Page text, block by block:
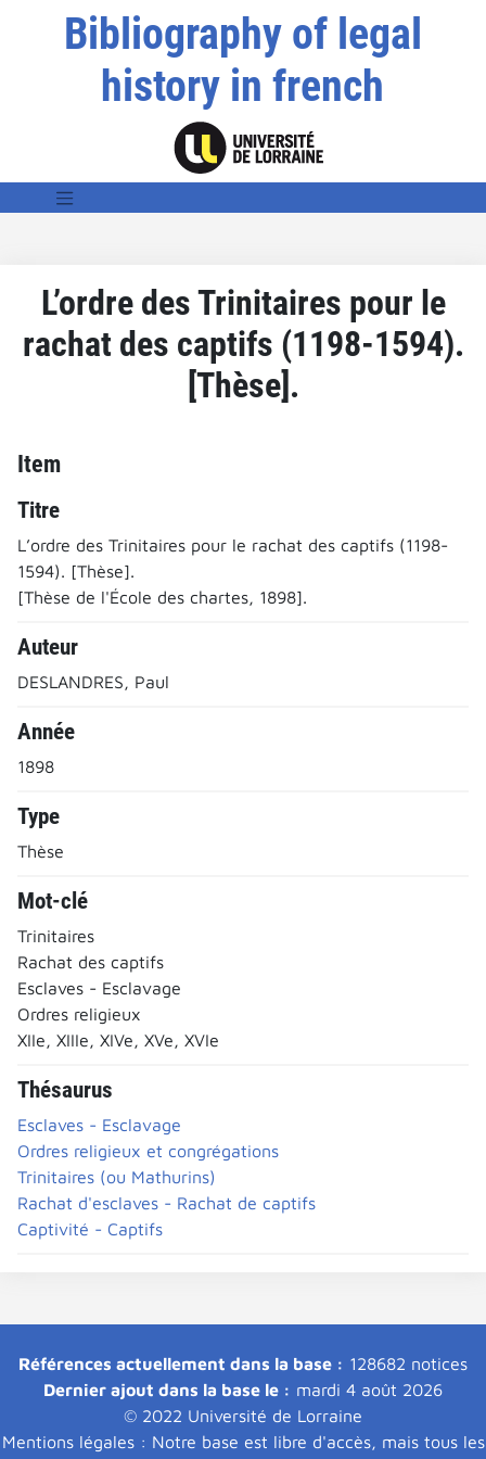
Bibliography of legal
history in french
L’ordre des Trinitaires pour le
rachat des captifs (1198-1594).
[Thèse].
Item
Titre
L’ordre des Trinitaires pour le rachat des captifs (1198-
1594). [Thèse].
[Thèse de l'École des chartes, 1898].
Auteur
DESLANDRES, Paul
Année
1898
Type
Thèse
Mot-clé
Trinitaires
Rachat des captifs
Esclaves - Esclavage
Ordres religieux
XIIe, XIIIe, XIVe, XVe, XVIe
Thésaurus
Esclaves - Esclavage
Ordres religieux et congrégations
Trinitaires (ou Mathurins)
Rachat d'esclaves - Rachat de captifs
Captivité - Captifs
Références actuellement dans la base : 128682 notices
Dernier ajout dans la base le : mardi 4 août 2026
© 2022 Université de Lorraine
Mentions légales : Notre base est libre d'accès, mais tous les